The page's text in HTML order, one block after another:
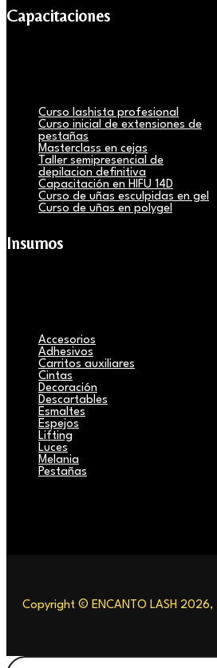
Capacitaciones
Curso lashista profesional
Curso inicial de extensiones de
pestañas
Masterclass en cejas
Taller semipresencial de
depilacion definitiva
Capacitación en HIFU 14D
Curso de uñas esculpidas en gel
Curso de uñas en polygel
Insumos
Accesorios
Adhesivos
Carritos auxiliares
Cintas
Decoración
Descartables
Esmaltes
Espejos
Lifting
Luces
Melania
Pestañas
Copyright © ENCANTO LASH